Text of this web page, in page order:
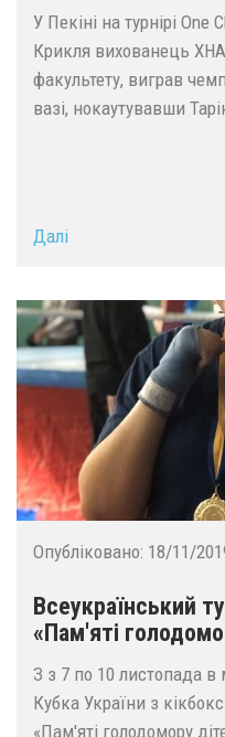
У Пекіні на турнірі
Крикля вихованець
факультету, виграв
вазі, нокаутувавши
Далі
Опубліковано: 18/11/
Всеукраїнський
«Пам'яті
З з 7 по 10 листопада в
Кубка України з
«Пам'яті голодомору